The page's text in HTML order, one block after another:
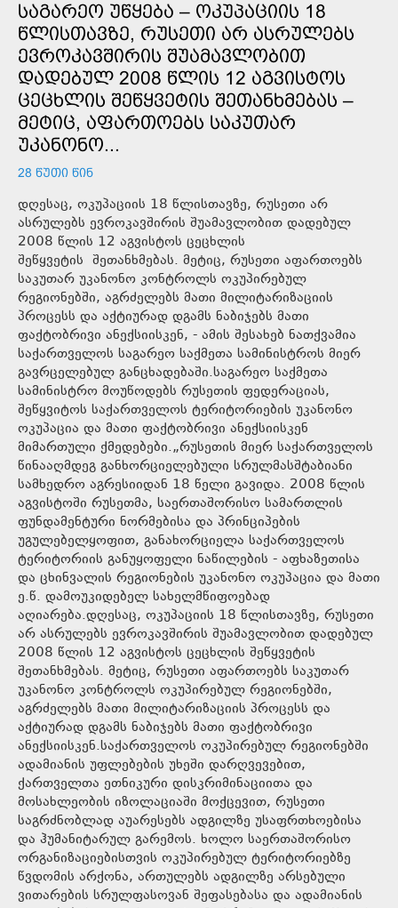
ᲡᲐᲒᲐᲠᲔᲝ ᲣᲬᲧᲔᲑᲐ – ᲝᲙᲣᲞᲐᲪᲘᲘᲡ 18
ᲬᲚᲘᲡᲗᲐᲕᲖᲔ, ᲠᲣᲡᲔᲗᲘ ᲐᲠ ᲐᲡᲠᲣᲚᲔᲑᲡ
ᲔᲕᲠᲝᲙᲐᲕᲨᲘᲠᲘᲡ ᲨᲣᲐᲛᲐᲕᲚᲝᲑᲘᲗ
ᲓᲐᲓᲔᲑᲣᲚ 2008 ᲬᲚᲘᲡ 12 ᲐᲒᲕᲘᲡᲢᲝᲡ
ᲪᲔᲪᲮᲚᲘᲡ ᲨᲔᲬᲧᲕᲔᲢᲘᲡ ᲨᲔᲗᲐᲜᲮᲛᲔᲑᲐᲡ –
ᲛᲔᲢᲘᲪ, ᲐᲤᲐᲠᲗᲝᲔᲑᲡ ᲡᲐᲙᲣᲗᲐᲠ
ᲣᲙᲐᲜᲝᲜᲝ...
28 ᲬᲣᲗᲘ ᲬᲘᲜ
დღესაც, ოკუპაციის 18 წლისთავზე, რუსეთი არ
ასრულებს ევროკავშირის შუამავლობით დადებულ
2008 წლის 12 აგვისტოს ცეცხლის
შეწყვეტის შეთანხმებას. მეტიც, რუსეთი აფართოებს
საკუთარ უკანონო კონტროლს ოკუპირებულ
რეგიონებში, აგრძელებს მათი მილიტარიზაციის
პროცესს და აქტიურად დგამს ნაბიჯებს მათი
ფაქტობრივი ანექსიისკენ, - ამის შესახებ ნათქვამია
საქართველოს საგარეო საქმეთა სამინისტროს მიერ
გავრცელებულ განცხადებაში.საგარეო საქმეთა
სამინისტრო მოუწოდებს რუსეთის ფედერაციას,
შეწყვიტოს საქართველოს ტერიტორიების უკანონო
ოკუპაცია და მათი ფაქტობრივი ანექსიისკენ
მიმართული ქმედებები.„რუსეთის მიერ საქართველოს
წინააღმდეგ განხორციელებული სრულმასშტაბიანი
სამხედრო აგრესიიდან 18 წელი გავიდა. 2008 წლის
აგვისტოში რუსეთმა, საერთაშორისო სამართლის
ფუნდამენტური ნორმებისა და პრინციპების
უგულებელყოფით, განახორციელა საქართველოს
ტერიტორიის განუყოფელი ნაწილების - აფხაზეთისა
და ცხინვალის რეგიონების უკანონო ოკუპაცია და მათი
ე.წ. დამოუკიდებელ სახელმწიფოებად
აღიარება.დღესაც, ოკუპაციის 18 წლისთავზე, რუსეთი
არ ასრულებს ევროკავშირის შუამავლობით დადებულ
2008 წლის 12 აგვისტოს ცეცხლის შეწყვეტის
შეთანხმებას. მეტიც, რუსეთი აფართოებს საკუთარ
უკანონო კონტროლს ოკუპირებულ რეგიონებში,
აგრძელებს მათი მილიტარიზაციის პროცესს და
აქტიურად დგამს ნაბიჯებს მათი ფაქტობრივი
ანექსიისკენ.საქართველოს ოკუპირებულ რეგიონებში
ადამიანის უფლებების უხეში დარღვევებით,
ქართველთა ეთნიკური დისკრიმინაციითა და
მოსახლეობის იზოლაციაში მოქცევით, რუსეთი
საგრძნობლად აუარესებს ადგილზე უსაფრთხოებისა
და ჰუმანიტარულ გარემოს. ხოლო საერთაშორისო
ორგანიზაციებისთვის ოკუპირებულ ტერიტორიებზე
წვდომის არქონა, ართულებს ადგილზე არსებული
ვითარების სრულფასოვან შეფასებასა და ადამიანის